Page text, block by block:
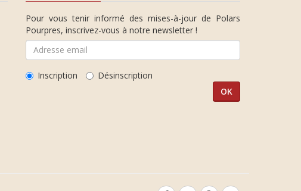
Pour vous tenir informé des mises-à-jour de Polars
Pourpres, inscrivez-vous à notre newsletter !
Inscription Désinscription